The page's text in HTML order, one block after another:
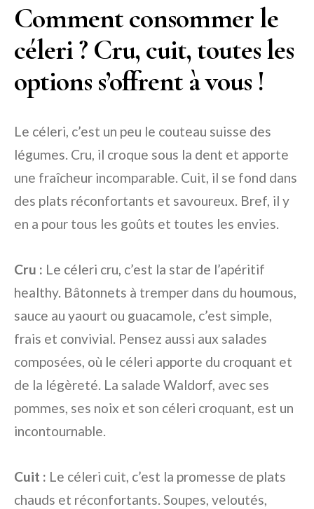
Comment consommer le
céleri ? Cru, cuit, toutes les
options s’offrent à vous !
Le céleri, c’est un peu le couteau suisse des
légumes. Cru, il croque sous la dent et apporte
une fraîcheur incomparable. Cuit, il se fond dans
des plats réconfortants et savoureux. Bref, il y
en a pour tous les goûts et toutes les envies.
Cru : Le céleri cru, c’est la star de l’apéritif
healthy. Bâtonnets à tremper dans du houmous,
sauce au yaourt ou guacamole, c’est simple,
frais et convivial. Pensez aussi aux salades
composées, où le céleri apporte du croquant et
de la légèreté. La salade Waldorf, avec ses
pommes, ses noix et son céleri croquant, est un
incontournable.
Cuit : Le céleri cuit, c’est la promesse de plats
chauds et réconfortants. Soupes, veloutés,